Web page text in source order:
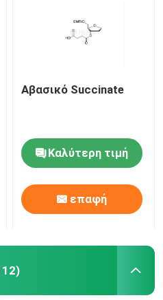
Αβασικό Succinate
Καλύτερη τιμή
επαφή